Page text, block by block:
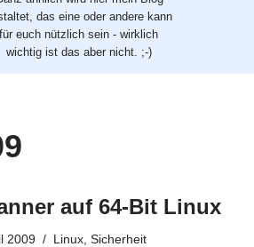
das eine oder andere kann
für euch nützlich sein - wirklich
wichtig ist das aber nicht. ;-)
auf 64-Bit Linux
2009 Linux, Sicherheit